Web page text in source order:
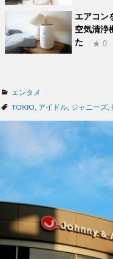
エアコン
空気清浄
た
★ 0
カ
テ
エンタメ
タ
TOKIO アイドル ジャニーズ